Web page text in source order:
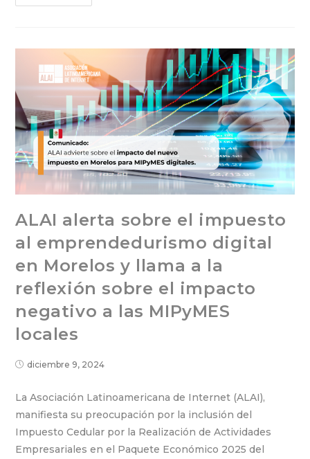
ALAI alerta sobre el impuesto
al emprendedurismo digital
en Morelos y llama a la
reflexión sobre el impacto
negativo a las MIPyMES
locales
diciembre 9, 2024
La Asociación Latinoamericana de Internet (ALAI),
manifiesta su preocupación por la inclusión del
Impuesto Cedular por la Realización de Actividades
Empresariales en el Paquete Económico 2025 del